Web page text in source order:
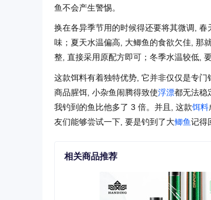
鱼不会产生警惕。
换在各异季节用的时候得还要将其微调,
味；夏天水温偏高, 大鲫鱼的食欲欠佳, 那
整, 直接采用原配方即可；冬季水温较低,
这款饵料有着独特优势, 它并非仅仅是专
商品腥饵, 小杂鱼闹腾得致使浮漂都无法稳
我钓到的鱼比他多了 3 倍。并且, 这款饵料
友们能够尝试一下, 要是钓到了大鲫鱼记得
相关商品推荐